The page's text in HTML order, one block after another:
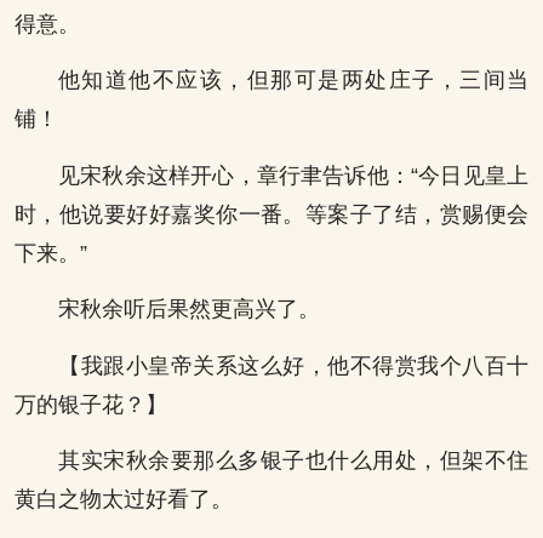
得意。
他知道他不应该，但那可是两处庄子，三间当
铺！
见宋秋余这样开心，章行聿告诉他：“今日见皇上
时，他说要好好嘉奖你一番。等案子了结，赏赐便会
下来。”
宋秋余听后果然更高兴了。
【我跟小皇帝关系这么好，他不得赏我个八百十
万的银子花？】
其实宋秋余要那么多银子也什么用处，但架不住
黄白之物太过好看了。